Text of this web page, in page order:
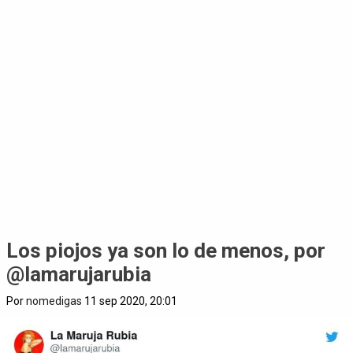
Los piojos ya son lo de menos, por
@lamarujarubia
Pornomedigas 11 sep 2020, 20:01